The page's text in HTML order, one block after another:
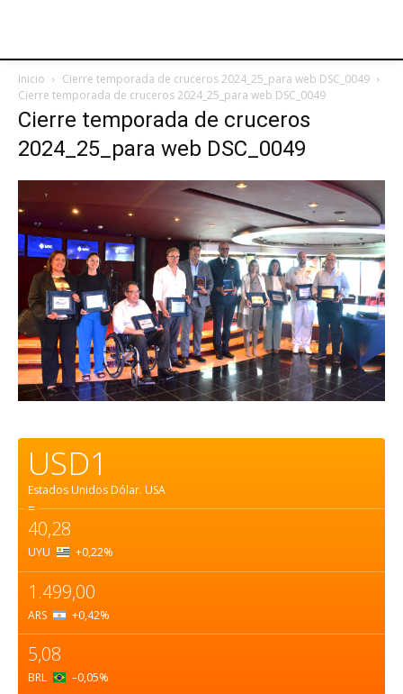
Inicio
Cierre temporada de cruceros 2024_25_para web DSC_0049
Cierre temporada de cruceros 2024_25_para web DSC_0049
Cierre temporada de cruceros
2024_25_para web DSC_0049
USD1
Estados Unidos Dólar. USA
=
40,28
UYU +0,22%
1.499,00
ARS +0,42%
5,08
BRL –0,05%